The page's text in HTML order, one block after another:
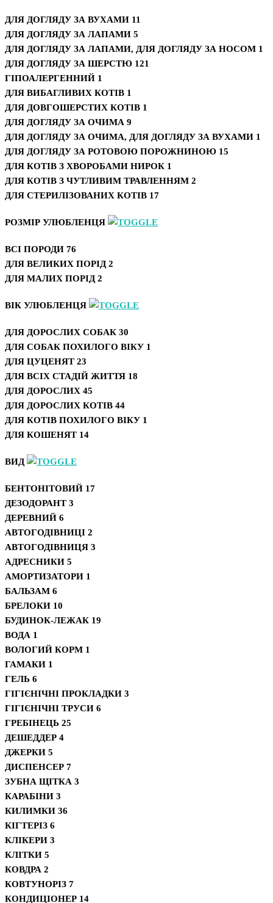
ДЛЯ ДОГЛЯДУ ЗА ВУХАМИ 11
ДЛЯ ДОГЛЯДУ ЗА ЛАПАМИ 5
ДЛЯ ДОГЛЯДУ ЗА ЛАПАМИ, ДЛЯ ДОГЛЯДУ ЗА НОСОМ 1
ДЛЯ ДОГЛЯДУ ЗА ШЕРСТЮ 121
ГІПОАЛЕРГЕННИЙ 1
ДЛЯ ВИБАГЛИВИХ КОТІВ 1
ДЛЯ ДОВГОШЕРСТИХ КОТІВ 1
ДЛЯ ДОГЛЯДУ ЗА ОЧИМА 9
ДЛЯ ДОГЛЯДУ ЗА ОЧИМА, ДЛЯ ДОГЛЯДУ ЗА ВУХАМИ 1
ДЛЯ ДОГЛЯДУ ЗА РОТОВОЮ ПОРОЖНИНОЮ 15
ДЛЯ КОТІВ З ХВОРОБАМИ НИРОК 1
ДЛЯ КОТІВ З ЧУТЛИВИМ ТРАВЛЕННЯМ 2
ДЛЯ СТЕРИЛІЗОВАНИХ КОТІВ 17
РОЗМІР УЛЮБЛЕНЦЯ
ВСІ ПОРОДИ 76
ДЛЯ ВЕЛИКИХ ПОРІД 2
ДЛЯ МАЛИХ ПОРІД 2
ВІК УЛЮБЛЕНЦЯ
ДЛЯ ДОРОСЛИХ СОБАК 30
ДЛЯ СОБАК ПОХИЛОГО ВІКУ 1
ДЛЯ ЦУЦЕНЯТ 23
ДЛЯ ВСІХ СТАДІЙ ЖИТТЯ 18
ДЛЯ ДОРОСЛИХ 45
ДЛЯ ДОРОСЛИХ КОТІВ 44
ДЛЯ КОТІВ ПОХИЛОГО ВІКУ 1
ДЛЯ КОШЕНЯТ 14
ВИД
БЕНТОНІТОВИЙ 17
ДЕЗОДОРАНТ 3
ДЕРЕВНИЙ 6
АВТОГОДІВНИЦІ 2
АВТОГОДІВНИЦЯ 3
АДРЕСНИКИ 5
АМОРТИЗАТОРИ 1
БАЛЬЗАМ 6
БРЕЛОКИ 10
БУДИНОК-ЛЕЖАК 19
ВОДА 1
ВОЛОГИЙ КОРМ 1
ГАМАКИ 1
ГЕЛЬ 6
ГІГІЄНІЧНІ ПРОКЛАДКИ 3
ГІГІЄНІЧНІ ТРУСИ 6
ГРЕБІНЕЦЬ 25
ДЕШЕДДЕР 4
ДЖЕРКИ 5
ДИСПЕНСЕР 7
ЗУБНА ЩІТКА 3
КАРАБІНИ 3
КИЛИМКИ 36
КІГТЕРІЗ 6
КЛІКЕРИ 3
КЛІТКИ 5
КОВДРА 2
КОВТУНОРІЗ 7
КОНДИЦІОНЕР 14